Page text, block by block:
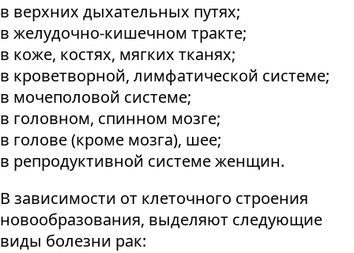
в верхних дыхательных путях;
в желудочно-кишечном тракте;
в коже, костях, мягких тканях;
в кроветворной, лимфатической системе;
в мочеполовой системе;
в головном, спинном мозге;
в голове (кроме мозга), шее;
в репродуктивной системе женщин.
В зависимости от клеточного строения
новообразования, выделяют следующие
виды болезни рак: